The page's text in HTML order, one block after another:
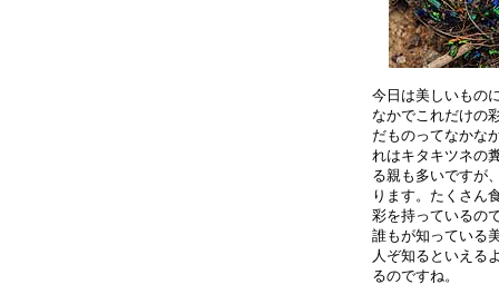
今日は美しいもの
なかでこれだけの
だものってなかな
れはキタキツネの
る親も多いですが
ります。たくさん
彩を持っているの
誰もが知っている
人ぞ知るといえる